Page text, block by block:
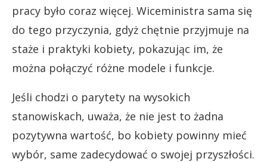
pracy było coraz więcej. Wiceministra sama się
do tego przyczynia, gdyż chętnie przyjmuje na
staże i praktyki kobiety, pokazując im, że
można połączyć różne modele i funkcje.
Jeśli chodzi o parytety na wysokich
stanowiskach, uważa, że nie jest to żadna
pozytywna wartość, bo kobiety powinny mieć
wybór, same zadecydować o swojej przyszłości.